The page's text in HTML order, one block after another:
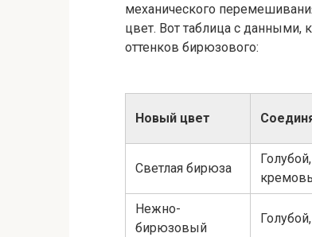
механического
цвет. Вот таблица с данными,
оттенков бирюзового:
Новый цвет
Светлая бирюза
Нежно-
бирюзовый